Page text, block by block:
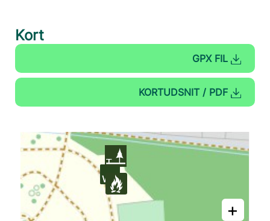
Kort
GPX FIL
KORTUDSNIT / PDF
+